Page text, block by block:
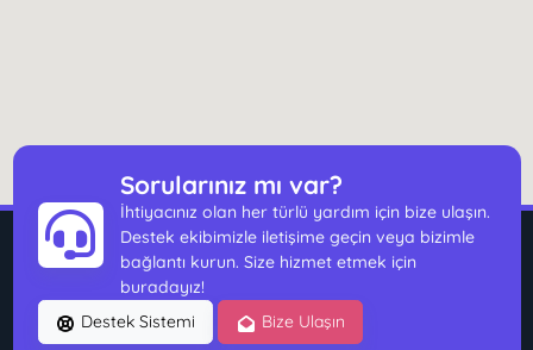
Sorularınız mı var?
İhtiyacınız olan her türlü yardım için bize ulaşın.
Destek ekibimizle iletişime geçin veya bizimle
bağlantı kurun. Size hizmet etmek için
buradayız!
Destek Sistemi
Bize Ulaşın